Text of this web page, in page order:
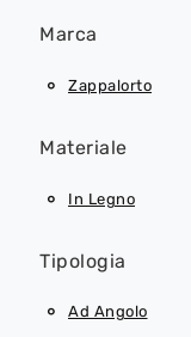
Marca
Zappalorto
Materiale
In Legno
Tipologia
Ad Angolo